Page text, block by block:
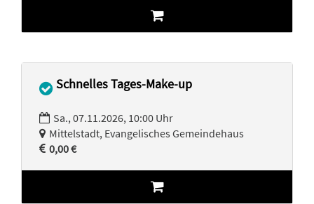
Schnelles Tages-Make-up
Sa., 07.11.2026, 10:00 Uhr
Mittelstadt, Evangelisches Gemeindehaus
0,00 €